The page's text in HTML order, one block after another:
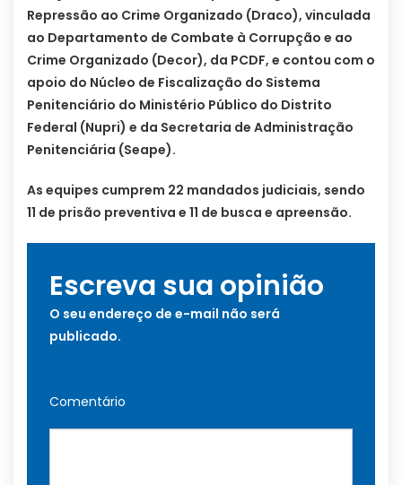
Repressão ao Crime Organizado (Draco), vinculada
ao Departamento de Combate à Corrupção e ao
Crime Organizado (Decor), da PCDF, e contou com o
apoio do Núcleo de Fiscalização do Sistema
Penitenciário do Ministério Público do Distrito
Federal (Nupri) e da Secretaria de Administração
Penitenciária (Seape).
As equipes cumprem 22 mandados judiciais, sendo
11 de prisão preventiva e 11 de busca e apreensão.
Escreva sua opinião
O seu endereço de e-mail não será
publicado.
Comentário